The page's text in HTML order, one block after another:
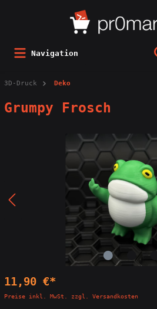
Navigation
3D-Druck Deko
Grumpy Frosch
11,90 €*
Preise inkl. MwSt. zzgl. Versandkosten